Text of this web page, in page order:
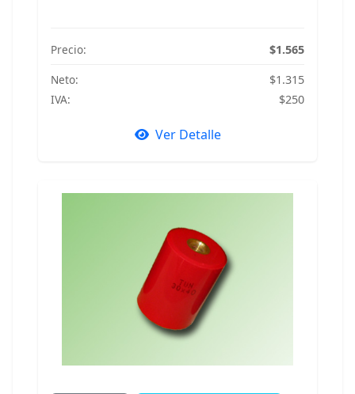
Precio:
$1.565
Neto:
$1.315
IVA:
$250
Ver Detalle